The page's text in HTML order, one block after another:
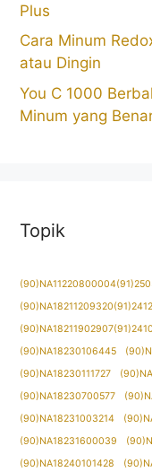
Plus
Cara Minum
atau Dingin
You C 1000
Minum yang
Topik
(90)NA18230106445
(90)NA18230111727
(90)NA18230700577
(90)NA18231003214
(90)NA18231600039
(90)NA18240101428